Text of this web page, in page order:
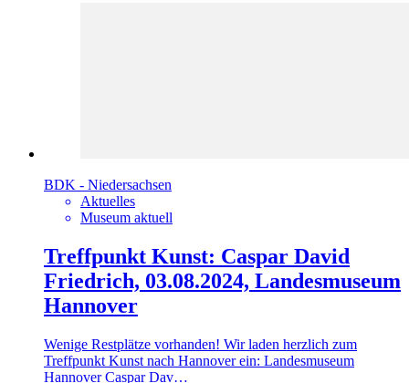
BDK - Niedersachsen
Aktuelles
Museum aktuell
Treffpunkt Kunst: Caspar David
Friedrich, 03.08.2024, Landesmuseum
Hannover
Wenige Restplätze vorhanden! Wir laden herzlich zum
Treffpunkt Kunst nach Hannover ein: Landesmuseum
Hannover Caspar Dav…